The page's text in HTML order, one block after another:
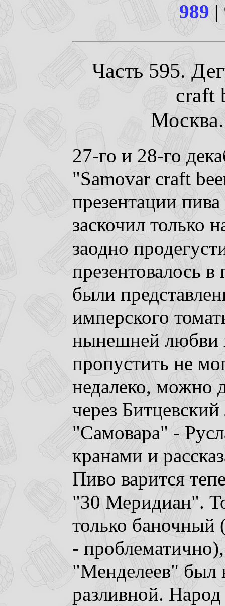
989|
Часть 595.
craft
27-го и 28-го
"Samovar craft
презентации
заскочил только
заодно
презентовалось
были
имперского
нынешней любви
пропустить не
недалеко, можно
через
"Самовара" -
кранами и
Пиво варится
"30 Меридиан".
только баночный
-
"Менделеев" был
разливной.